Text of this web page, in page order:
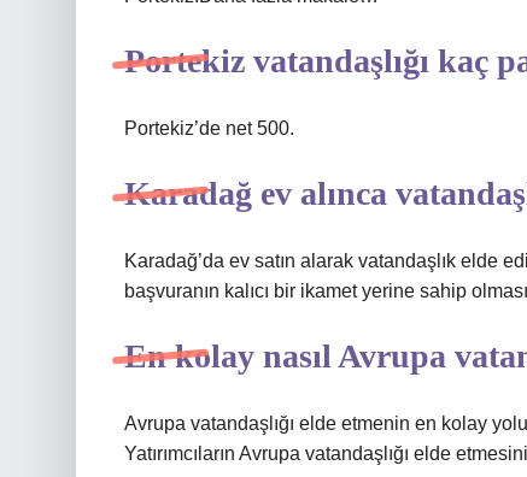
Portekiz vatandaşlığı kaç
Portekiz’de net 500.
Karadağ ev alınca
Karadağ’da ev satın alarak vatandaşlık elde
başvuranın kalıcı bir ikamet yerine sahip
En kolay nasıl Avrupa
Avrupa vatandaşlığı elde etmenin en kolay
Yatırımcıların Avrupa vatandaşlığı elde